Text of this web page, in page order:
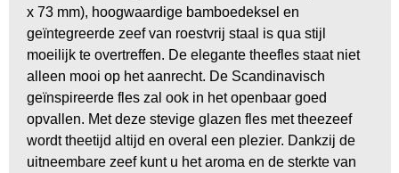
x 73 mm), hoogwaardige bamboedeksel en
geïntegreerde zeef van roestvrij staal is qua stijl
moeilijk te overtreffen. De elegante theefles staat niet
alleen mooi op het aanrecht. De Scandinavisch
geïnspireerde fles zal ook in het openbaar goed
opvallen. Met deze stevige glazen fles met theezeef
wordt theetijd altijd en overal een plezier. Dankzij de
uitneembare zeef kunt u het aroma en de sterkte van